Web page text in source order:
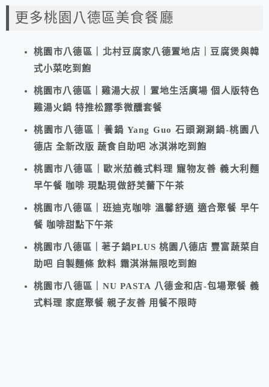
更多桃園八德區美食餐廳
桃園市八德區｜北村豆腐家八德置地店｜豆腐煲與韓
式小菜吃到飽
桃園市八德區｜雞湯大叔｜置地生活廣場 個人版特色
雞湯火鍋 特推松露季微醺套餐
桃園市八德區｜養鍋 Yang Guo 石頭涮涮鍋-桃園八
德店 全新改版 蔬食自助吧 冰淇淋吃到飽
桃園市八德區｜歐米茄義式料理 寵物友善 義大利麵
早午餐 咖啡 現點現做舒芙蕾下午茶
桃園市八德區｜班迪克咖啡 溫馨舒適 適合聚餐 早午
餐 咖啡甜點下午茶
桃園市八德區｜荖子鍋PLUS 桃園八德店 豐富蔬菜自
助吧 自製麵條 飲料 霜淇淋無限吃到飽
桃園市八德區｜NU PASTA 八德金和店-包場聚餐 義
式料理 家庭聚餐 親子友善 用餐不限時